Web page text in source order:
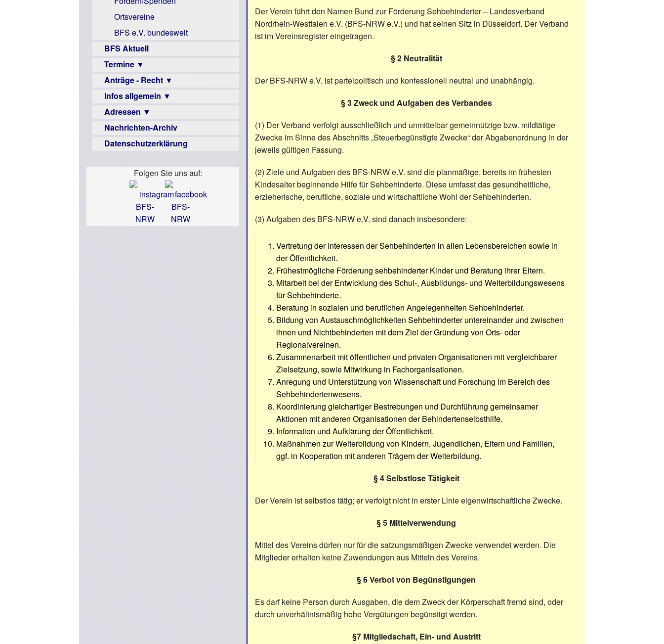
Mac
Instagram-
Links
Ortsvereine
BFS e.V. bundesweit
BFS Aktuell
Termine ▼
Veranstaltungsprogramme
Anträge - Recht ▼
Archiv
Urteile
Infos allgemein ▼
Sehbehinderung
Frühförderung
Schule
Beruf
Senioren
Hilfsmittel
-
Adressen ▼
Augenoptiker
Berufsbildungswerke
Familienratgeber
Hörbüchereien
Lehrer
Nachrichten-Archiv
Datenschutzerklärung
Folgen Sie uns auf:
Der Verein führt den Namen Bund zur Förderung Sehbehinderter – Landesverband
Nordrhein-Westfalen e.V. (BFS-NRW e.V.) und hat seinen Sitz in Düsseldorf. Der Verband
ist im Vereinsregister eingetragen.
§ 2 Neutralität
Der BFS-NRW e.V. ist parteipolitisch und konfessionell neutral und unabhängig.
§ 3 Zweck und Aufgaben des Verbandes
(1) Der Verband verfolgt ausschließlich und unmittelbar gemeinnützige bzw. mildtätige
Zwecke im Sinne des Abschnitts „Steuerbegünstigte Zwecke“ der Abgabenordnung in der
jeweils gültigen Fassung.
(2) Ziele und Aufgaben des BFS-NRW e.V. sind die planmäßige, bereits im frühesten
Kindesalter beginnende Hilfe für Sehbehinderte. Diese umfasst das gesundheitliche,
erzieherische, berufliche, soziale und wirtschaftliche Wohl der Sehbehinderten.
(3) Aufgaben des BFS-NRW e.V. sind danach insbesondere:
Vertretung der Interessen der Sehbehinderten in allen Lebensbereichen sowie in
der Öffentlichkeit.
Frühestmögliche Förderung sehbehinderter Kinder und Beratung ihrer Eltern.
Mitarbeit bei der Entwicklung des Schul-, Ausbildungs- und Weiterbildungswesens
für Sehbehinderte.
Beratung in sozialen und beruflichen Angelegenheiten Sehbehinderter.
Bildung von Austauschmöglichkeiten Sehbehinderter untereinander und zwischen
ihnen und Nichtbehinderten mit dem Ziel der Gründung von Orts- oder
Regionalvereinen.
Zusammenarbeit mit öffentlichen und privaten Organisationen mit vergleichbarer
Zielsetzung, sowie Mitwirkung in Fachorganisationen.
Anregung und Unterstützung von Wissenschaft und Forschung im Bereich des
Sehbehindertenwesens.
Koordinierung gleichartiger Bestrebungen und Durchführung gemeinsamer
Aktionen mit anderen Organisationen der Behindertenselbsthilfe.
Information und Aufklärung der Öffentlichkeit.
Maßnahmen zur Weiterbildung von Kindern, Jugendlichen, Eltern und Familien,
ggf. in Kooperation mit anderen Trägern der Weiterbildung.
§ 4 Selbstlose Tätigkeit
Der Verein ist selbstlos tätig; er verfolgt nicht in erster Linie eigenwirtschaftliche Zwecke.
§ 5 Mittelverwendung
Mittel des Vereins dürfen nur für die satzungsmäßigen Zwecke verwendet werden. Die
Mitglieder erhalten keine Zuwendungen aus Mitteln des Vereins.
§ 6 Verbot von Begünstigungen
Es darf keine Person durch Ausgaben, die dem Zweck der Körperschaft fremd sind, oder
durch unverhältnismäßig hohe Vergütungen begünstigt werden.
§7 Mitgliedschaft, Ein- und Austritt